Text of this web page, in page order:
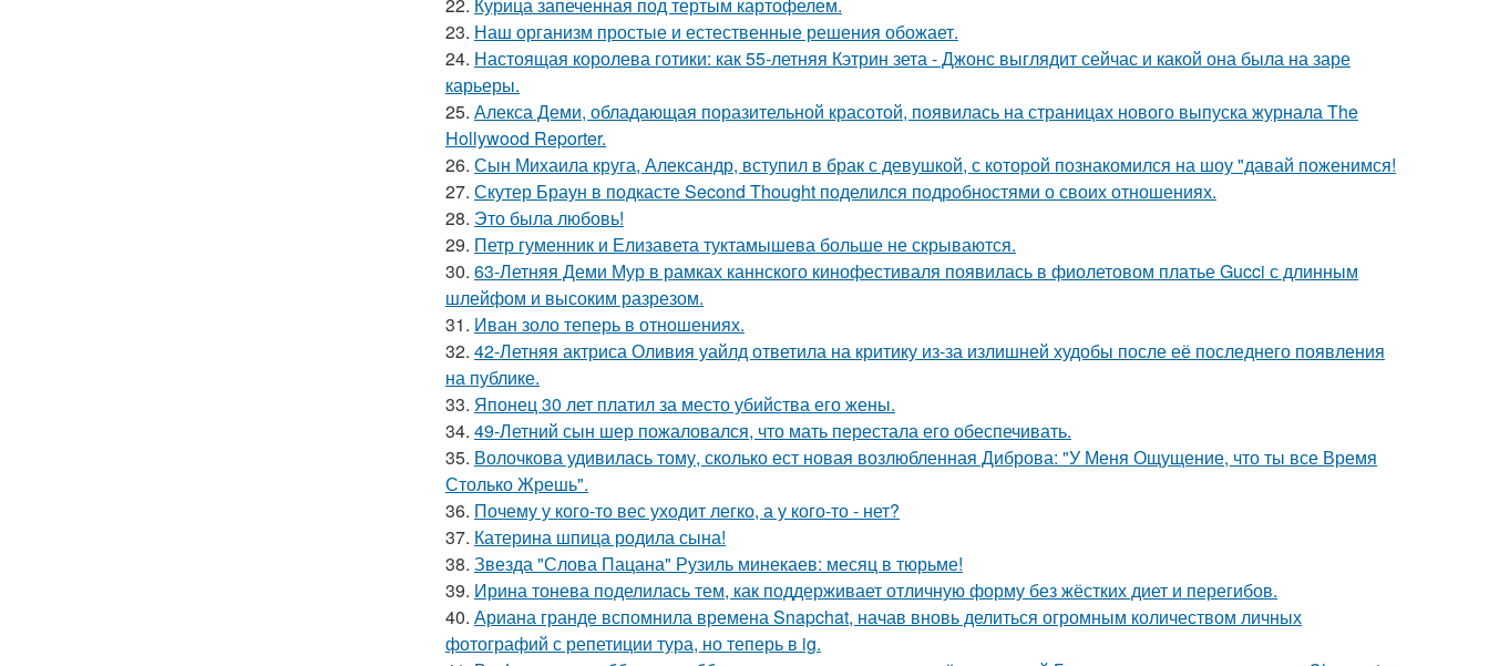
23. Наш организм простые и естественные решения обожает.
24. Настоящая королева готики: как 55-летняя Кэтрин зета - Джонс выглядит сейчас и какой она была на заре
карьеры.
25. Алекса Деми, обладающая поразительной красотой, появилась на страницах нового выпуска журнала The
Hollywood Reporter.
26. Сын Михаила круга, Александр, вступил в брак с девушкой, с которой познакомился на шоу "давай поженимся!
27. Скутер Браун в подкасте Second Thought поделился подробностями о своих отношениях.
28. Это была любовь!
29. Петр гуменник и Елизавета туктамышева больше не скрываются.
30. 63-Летняя Деми Мур в рамках каннского кинофестиваля появилась в фиолетовом платье Gucci с длинным
шлейфом и высоким разрезом.
31. Иван золо теперь в отношениях.
32. 42-Летняя актриса Оливия уайлд ответила на критику из-за излишней худобы после её последнего появления
на публике.
33. Японец 30 лет платил за место убийства его жены.
34. 49-Летний сын шер пожаловался, что мать перестала его обеспечивать.
35. Волочкова удивилась тому, сколько ест новая возлюбленная Диброва: "У Меня Ощущение, что ты все Время
Столько Жрешь".
36. Почему у кого-то вес уходит легко, а у кого-то - нет?
37. Катерина шпица родила сына!
38. Звезда "Слова Пацана" Рузиль минекаев: месяц в тюрьме!
39. Ирина тонева поделилась тем, как поддерживает отличную форму без жёстких диет и перегибов.
40. Ариана гранде вспомнила времена Snapchat, начав вновь делиться огромным количеством личных
фотографий с репетиции тура, но теперь в ig.